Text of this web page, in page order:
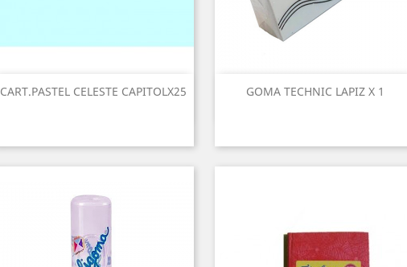
CART.PASTEL CELESTE CAPITOLX25 GOMA TECHNIC LAPIZ X 1